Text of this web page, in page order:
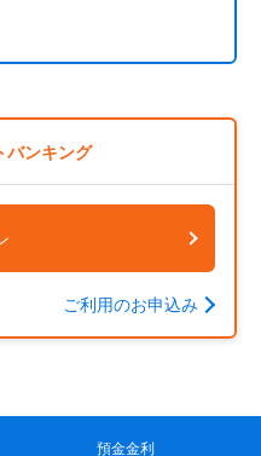
バンキング
ご利用のお申込み
預金金利